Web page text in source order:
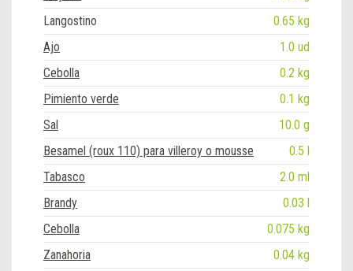
Langostino
0.65 kg
Ajo
1.0 ud
Cebolla
0.2 kg
Pimiento verde
0.1 kg
Sal
10.0 g
Besamel (roux 110) para villeroy o mousse
0.5 l
Tabasco
2.0 ml
Brandy
0.03 l
Cebolla
0.075 kg
Zanahoria
0.04 kg